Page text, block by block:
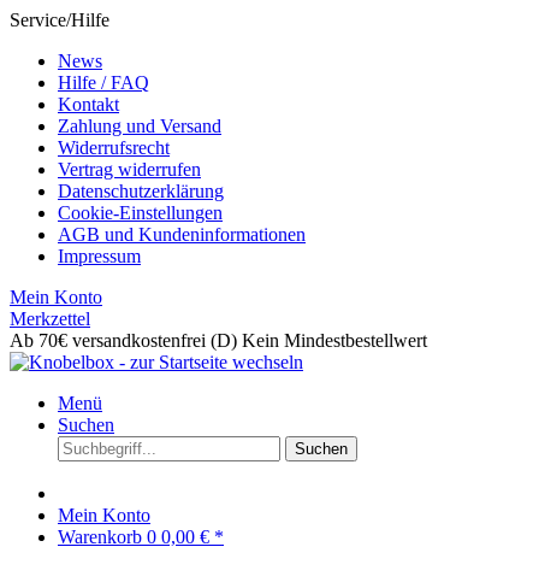
Service/Hilfe
News
Hilfe / FAQ
Kontakt
Zahlung und Versand
Widerrufsrecht
Vertrag widerrufen
Datenschutzerklärung
Cookie-Einstellungen
AGB und Kundeninformationen
Impressum
Mein Konto
Merkzettel
Ab 70€ versandkostenfrei (D) Kein Mindestbestellwert
Menü
Suchen
Suchen
Mein Konto
Warenkorb 0 0,00 € *